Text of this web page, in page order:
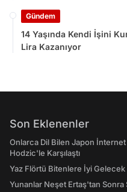
Gündem
14 Yaşında Kendi İşini
Lira Kazanıyor
Son Eklenenler
Onlarca Dil Bilen Japon
Hodzic'le Karşılaştı
Yaz Flörtü Bitenlere İyi Gelecek
Yunanlar Neşet Ertaş'tan Sonra